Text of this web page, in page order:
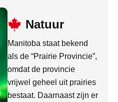
Natuur
Manitoba staat bekend
als de “Prairie Provincie”,
omdat de provincie
vrijwel geheel uit prairies
bestaat. Daarnaast zijn er